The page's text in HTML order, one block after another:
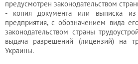
предусмотрен законодательством
- копия документа или выписка из
предприятия, с обозначением вида
законодательством страны
выдача разрешений (лицензий) на
Украины.